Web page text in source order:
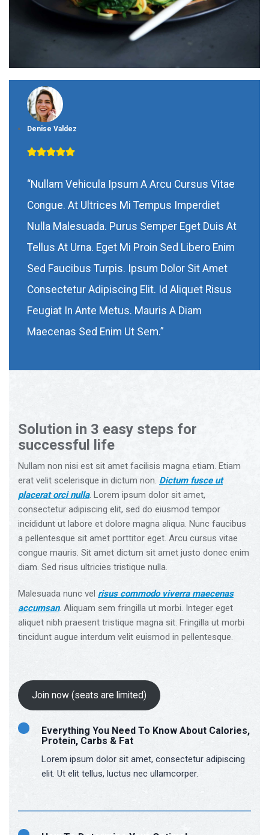
Denise Valdez
“Nullam Vehicula Ipsum A Arcu Cursus Vitae
Congue. At Ultrices Mi Tempus Imperdiet
Nulla Malesuada. Purus Semper Eget Duis At
Tellus At Urna. Eget Mi Proin Sed Libero Enim
Sed Faucibus Turpis. Ipsum Dolor Sit Amet
Consectetur Adipiscing Elit. Id Aliquet Risus
Feugiat In Ante Metus. Mauris A Diam
Maecenas Sed Enim Ut Sem.”
Solution in 3 easy steps for
successful life
Nullam non nisi est sit amet facilisis magna etiam. Etiam
erat velit scelerisque in dictum non. Dictum fusce ut
placerat orci nulla. Lorem ipsum dolor sit amet,
consectetur adipiscing elit, sed do eiusmod tempor
incididunt ut labore et dolore magna aliqua. Nunc faucibus
a pellentesque sit amet porttitor eget. Arcu cursus vitae
congue mauris. Sit amet dictum sit amet justo donec enim
diam. Sed risus ultricies tristique nulla.
Malesuada nunc vel risus commodo viverra maecenas
accumsan. Aliquam sem fringilla ut morbi. Integer eget
aliquet nibh praesent tristique magna sit. Fringilla ut morbi
tincidunt augue interdum velit euismod in pellentesque.
Join now (seats are limited)
Everything You Need To Know About Calories,
Protein, Carbs & Fat
Lorem ipsum dolor sit amet, consectetur adipiscing
elit. Ut elit tellus, luctus nec ullamcorper.